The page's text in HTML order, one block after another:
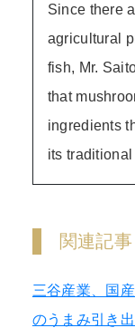
Since there
agricultural
fish, Mr.
that
ingredients
its
関連記事
三谷産業、国
のうまみ引き